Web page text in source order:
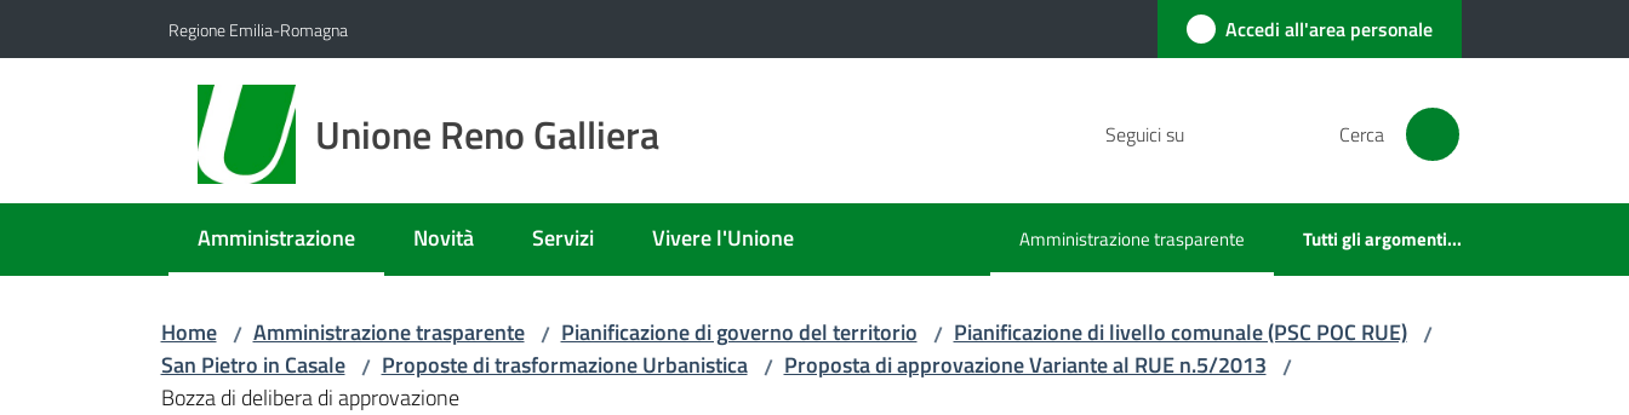
Regione Emilia-Romagna Accedi all'area personale
Unione Reno Galliera Seguici su Cerca
Amministrazione
Menu selezionato Novità Servizi Vivere l'Unione Amministrazione trasparente
Menu selezionato Tutti gli argomenti...
Home / Amministrazione trasparente / Pianificazione di governo del territorio / Pianificazione di livello comunale (PSC POC RUE) /
San Pietro in Casale / Proposte di trasformazione Urbanistica / Proposta di approvazione Variante al RUE n.5/2013 /
Bozza di delibera di approvazione